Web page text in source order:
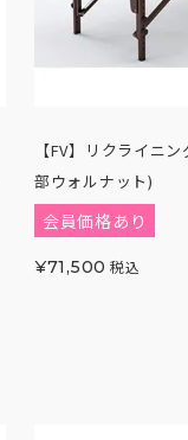
【FV】リクライニ
部ウォルナット)
会員価格あり
¥71,500 税込